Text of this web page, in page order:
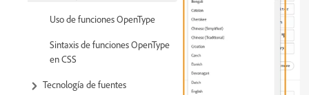
Uso de funciones OpenType
Sintaxis de funciones OpenType
en CSS
Tecnología de fuentes